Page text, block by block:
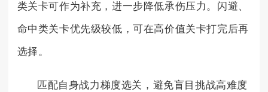
类关卡可作为补充，进一步降低承伤压力。闪避、
命中类关卡优先级较低，可在高价值关卡打完后再
选择。
匹配自身战力梯度选关，避免盲目挑战高难度